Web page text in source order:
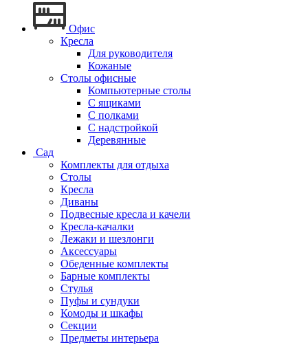
Офис
Кресла
Для руководителя
Кожаные
Столы офисные
Компьютерные столы
С ящиками
С полками
С надстройкой
Деревянные
Сад
Комплекты для отдыха
Столы
Кресла
Диваны
Подвесные кресла и качели
Кресла-качалки
Лежаки и шезлонги
Аксессуары
Обеденные комплекты
Барные комплекты
Стулья
Пуфы и сундуки
Комоды и шкафы
Секции
Предметы интерьера